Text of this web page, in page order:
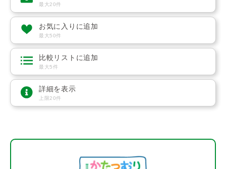
最大20件
お気に入りに追加
最大50件
比較リストに追加
最大5件
詳細を表示
上限20件